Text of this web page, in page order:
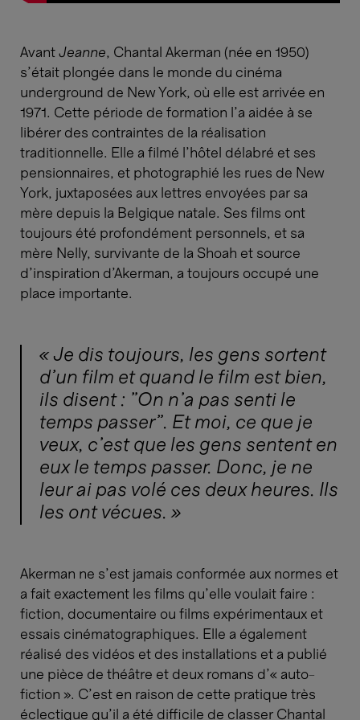
Avant Jeanne, Chantal Akerman (née en 1950)
s’était plongée dans le monde du cinéma
underground de New York, où elle est arrivée en
1971. Cette période de formation l’a aidée à se
libérer des contraintes de la réalisation
traditionnelle. Elle a filmé l’hôtel délabré et ses
pensionnaires, et photographié les rues de New
York, juxtaposées aux lettres envoyées par sa
mère depuis la Belgique natale. Ses films ont
toujours été profondément personnels, et sa
mère Nelly, survivante de la Shoah et source
d’inspiration d’Akerman, a toujours occupé une
place importante.
« Je dis toujours, les gens sortent
d’un film et quand le film est bien,
ils disent : ”On n’a pas senti le
temps passer”. Et moi, ce que je
veux, c’est que les gens sentent en
eux le temps passer. Donc, je ne
leur ai pas volé ces deux heures. Ils
les ont vécues. »
Akerman ne s’est jamais conformée aux normes et
a fait exactement les films qu’elle voulait faire :
fiction, documentaire ou films expérimentaux et
essais cinématographiques. Elle a également
réalisé des vidéos et des installations et a publié
une pièce de théâtre et deux romans d’« auto-
fiction ». C’est en raison de cette pratique très
éclectique qu’il a été difficile de classer Chantal